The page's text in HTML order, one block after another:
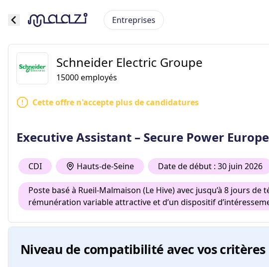
Entreprises
Schneider Electric Groupe
15000employés
Cette offre n'accepte plus de candidatures
Executive Assistant – Secure Power
CDI Hauts-de-Seine Date de début : 30 juin 2026
Poste basé à Rueil-Malmaison (Le Hive) avec jusqu’à 8 jours
rémunération variable attractive et d’un dispositif
Niveau de compatibilité avec vos critères